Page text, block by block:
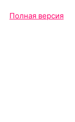
Полная версия